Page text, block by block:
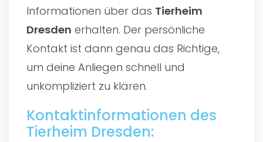
Informationen über das Tierheim
Dresden erhalten. Der persönliche
Kontakt ist dann genau das Richtige,
um deine Anliegen schnell und
unkompliziert zu klären.
Kontaktinformationen des
Tierheim Dresden: